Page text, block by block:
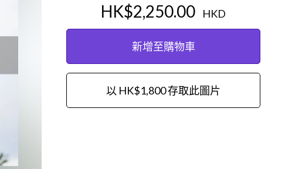
HK$2,250.00 HKD
新增至購物車
以 HK$1,800 存取此圖片